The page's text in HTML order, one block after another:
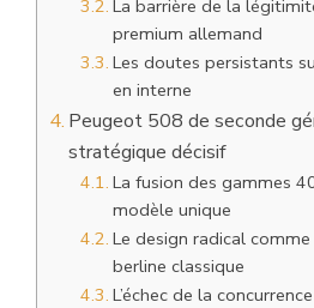
La barrière de la
premium allemand
Les doutes persistants
en interne
Peugeot 508 de seconde
stratégique décisif
La fusion des gammes
modèle unique
Le design radical
berline classique
L’échec de la